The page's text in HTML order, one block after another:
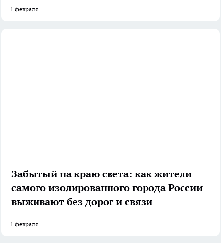
1 февраля
Забытый на краю света: как жители
самого изолированного города России
выживают без дорог и связи
1 февраля